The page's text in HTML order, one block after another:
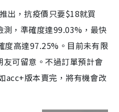
出，抗疫價只要$18就買
測，準確度達99.03%，最快
度高達97.25%。目前未有限
可留意。不過訂單預計會
acc+版本賣完，將有機會改